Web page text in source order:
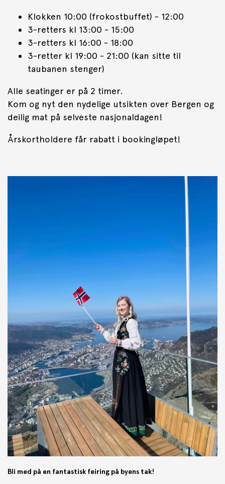
Klokken 10:00 (frokostbuffet) - 12:00
3-retters kl 13:00 - 15:00
3-retters kl 16:00 - 18:00
3-retter kl 19:00 - 21:00 (kan sitte til
taubanen stenger)
Alle seatinger er på 2 timer.
Kom og nyt den nydelige utsikten over Bergen og
deilig mat på selveste nasjonaldagen!
Årskortholdere får rabatt i bookingløpet!
Bli med på en fantastisk feiring på byens tak!